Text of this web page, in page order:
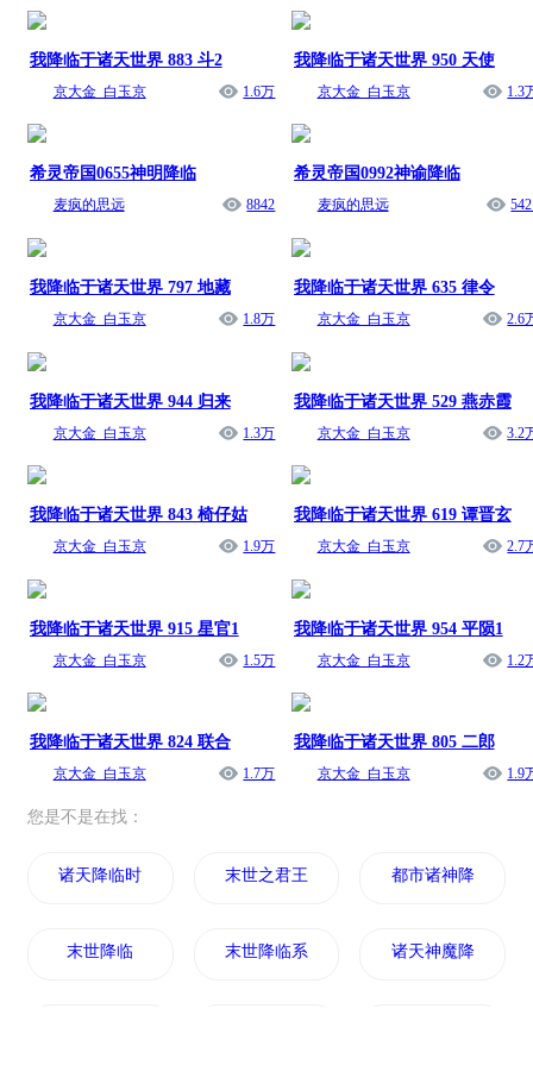
我降临于诸天世界 883 斗2
京大金_白玉京 1.6万
希灵帝国0655神明降临
麦疯的思远 8842
我降临于诸天世界 797 地藏
京大金_白玉京 1.8万
我降临于诸天世界 944 归来
京大金_白玉京 1.3万
我降临于诸天世界 843 椅仔姑
京大金_白玉京 1.9万
我降临于诸天世界 915 星官1
京大金_白玉京 1.5万
我降临于诸天世界 824 联合
京大金_白玉京 1.7万
我降临于诸天世界 950 天使
京大金_白玉京 1.3
希灵帝国0992神谕降临
麦疯的思远
我降临于诸天世界 635 律令
京大金_白玉京 2.6
我降临于诸天世界 529 燕赤霞
京大金_白玉京 3.2
我降临于诸天世界 619 谭晋玄
京大金_白玉京 2.7
我降临于诸天世界 954 平陨1
京大金_白玉京 1.2
我降临于诸天世界 805 二郎
京大金_白玉京 1.9
您是不是在找：
诸天降临时代 末世之君王降临 都市诸神降临
末世降临 末世降临系统 诸天神魔降临